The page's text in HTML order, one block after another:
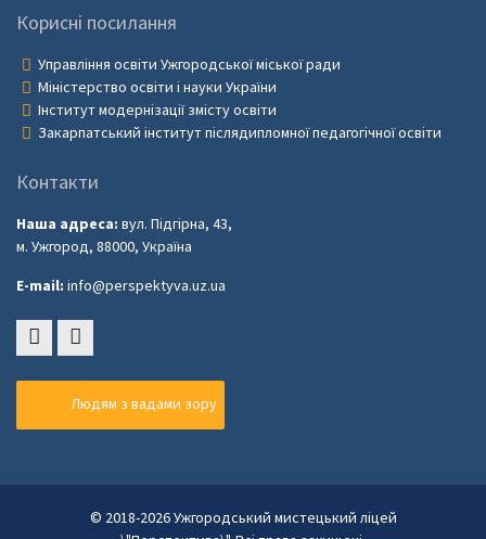
Корисні посилання
Управління освіти Ужгородської міської ради
Міністерство освіти і науки України
Інститут модернізації змісту освіти
Закарпатський інститут післядипломної педагогічної освіти
Контакти
Наша адреса: вул. Підгірна, 43,
м. Ужгород, 88000, Україна
E-mail: info@perspektyva.uz.ua
Людям з вадами зору
© 2018-2026 Ужгородський мистецький ліцей